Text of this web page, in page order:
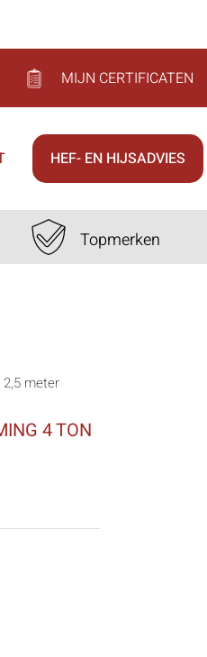
MIJN CERTIFICATEN
HEF- EN HIJSADVIES
Topmerken
meter
4 TON